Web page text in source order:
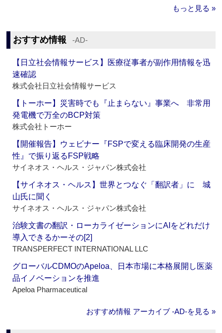
もっと見る »
おすすめ情報 ‐AD‐
【日立社会情報サービス】医療従事者が副作用情報を迅
速確認
株式会社日立社会情報サービス
【トーホー】災害時でも『止まらない』事業へ 非常用
発電機で万全のBCP対策
株式会社トーホー
【開催報告】ウェビナー『FSPで変える臨床開発の生産
性』で振り返るFSP戦略
サイネオス・ヘルス・ジャパン株式会社
【サイネオス・ヘルス】世界とつなぐ「翻訳者」に 城
山氏に聞く
サイネオス・ヘルス・ジャパン株式会社
治験文書の翻訳・ローカライゼーションにAIをどれだけ
導入できるかーその[2]
TRANSPERFECT INTERNATIONAL LLC
グローバルCDMOのApeloa、日本市場に本格展開し医薬
品イノベーションを推進
Apeloa Pharmaceutical
おすすめ情報 アーカイブ ‐AD‐を見る »